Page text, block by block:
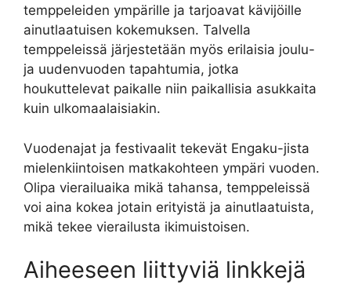
temppeleiden ympärille ja tarjoavat kävijöille
ainutlaatuisen kokemuksen. Talvella
temppeleissä järjestetään myös erilaisia joulu-
ja uudenvuoden tapahtumia, jotka
houkuttelevat paikalle niin paikallisia asukkaita
kuin ulkomaalaisiakin.
Vuodenajat ja festivaalit tekevät Engaku-jista
mielenkiintoisen matkakohteen ympäri vuoden.
Olipa vierailuaika mikä tahansa, temppeleissä
voi aina kokea jotain erityistä ja ainutlaatuista,
mikä tekee vierailusta ikimuistoisen.
Aiheeseen liittyviä linkkejä